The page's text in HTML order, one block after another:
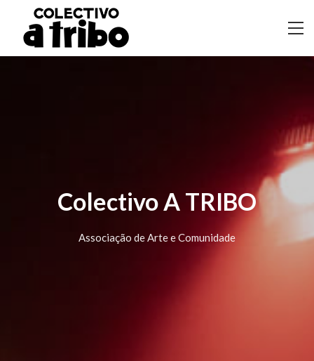
Colectivo A TRIBO
Associação de Arte e Comunidade